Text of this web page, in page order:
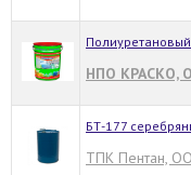
НПО КРАСКО,
БТ-177
ТПК Пентан,